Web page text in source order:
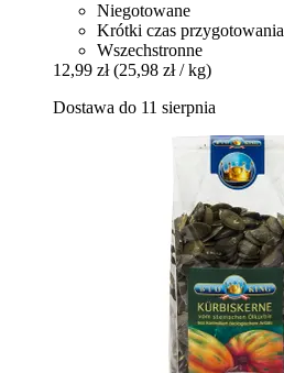
Niegotowane
Krótki czas przygotowania
Wszechstronne
12,99 zł (25,98 zł / kg)
Dostawa do 11 sierpnia